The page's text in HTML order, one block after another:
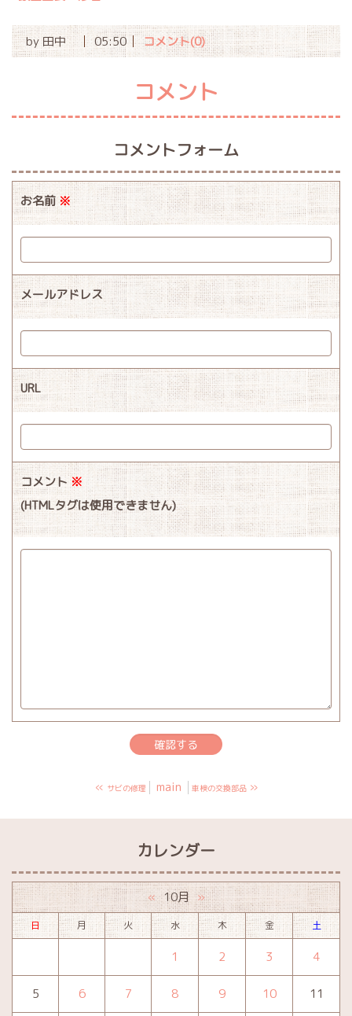
by田中 05:50 コメント(0)
コメント
コメントフォーム
お名前※
メールアドレス
URL
コメント※
(HTMLタグは使用できません)
« サビの修理 main 車検の交換部品»
カレンダー
« 10月 »
日 月 火 水 木 金 土
1 2 3 4
5 6 7 8 9 10 11